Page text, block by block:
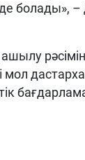
болады», –
мол